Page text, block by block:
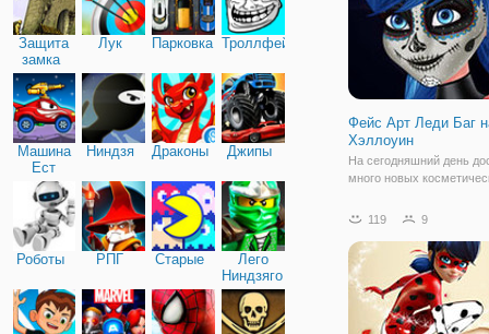
Защита
замка
Лук Парковка Троллфейс
Машина
Ест
Машину
Ниндзя Драконы Джипы
Роботы РПГ Старые
Лего
Ниндзяго
Фейс Арт Леди Баг
Хэллоуин
На сегодняшний день
много новых
преобразиться до
хорошо с этой задачей
справляется фейс-арт,
позволяет вместо
карнавальной
119 9